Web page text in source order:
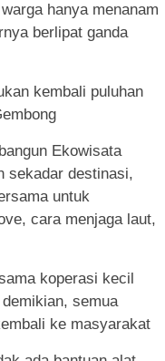
hanya menanam
berlipat ganda
kembali puluhan
Ekowisata
sekadar destinasi,
untuk
cara menjaga laut,
koperasi kecil
semua
ke masyarakat